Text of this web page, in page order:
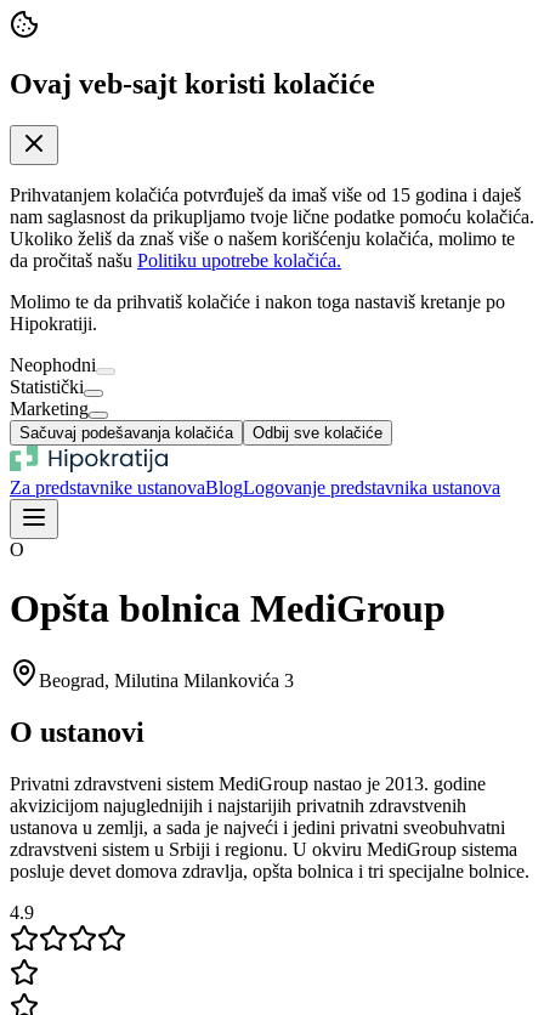
Ovaj veb-sajt koristi kolačiće
Prihvatanjem kolačića potvrđuješ da imaš više od 15 godina i daješ
nam saglasnost da prikupljamo tvoje lične podatke pomoću kolačića.
Ukoliko želiš da znaš više o našem korišćenju kolačića, molimo te
da pročitaš našu Politiku upotrebe kolačića.
Molimo te da prihvatiš kolačiće i nakon toga nastaviš kretanje po
Hipokratiji.
Neophodni
Statistički
Marketing
Sačuvaj podešavanja kolačića Odbij sve kolačiće
Za predstavnike ustanovaBlogLogovanje predstavnika ustanova
O
Opšta bolnica MediGroup
Beograd, Milutina Milankovića 3
O ustanovi
Privatni zdravstveni sistem MediGroup nastao je 2013. godine
akvizicijom najuglednijih i najstarijih privatnih zdravstvenih
ustanova u zemlji, a sada je najveći i jedini privatni sveobuhvatni
zdravstveni sistem u Srbiji i regionu. U okviru MediGroup sistema
posluje devet domova zdravlja, opšta bolnica i tri specijalne bolnice.
4.9